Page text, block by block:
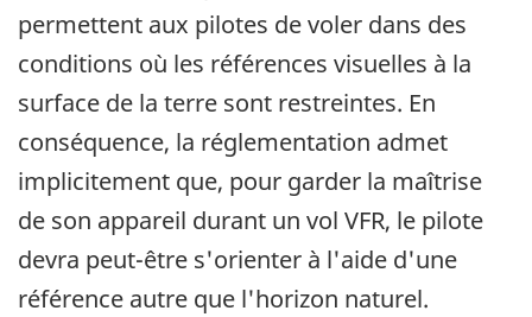
permettent aux pilotes de voler dans des
conditions où les références visuelles à la
surface de la terre sont restreintes. En
conséquence, la réglementation admet
implicitement que, pour garder la maîtrise
de son appareil durant un vol VFR, le pilote
devra peut-être s'orienter à l'aide d'une
référence autre que l'horizon naturel.